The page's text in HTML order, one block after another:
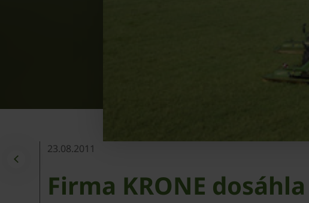
23.08.2011
Firma KRONE